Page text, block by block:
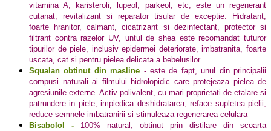
vitamina A, karisteroli, lupeol, parkeol, etc, este un regenerant
cutanat, revitalizant si reparator tisular de exceptie. Hidratant,
foarte hranitor, calmant, cicatrizant si dezinfectant, protector si
filtrant contra razelor UV, untul de shea este recomandat tuturor
tipurilor de piele, inclusiv epidermei deteriorate, imbatranita, foarte
uscata, cat si pentru pielea delicata a bebelusilor
Squalan obtinut din masline - este de fapt, unul din principalii
compusi naturali ai filmului hidrolopidic care protejeaza pielea de
agresiunile externe. Activ polivalent, cu mari proprietati de etalare si
patrundere in piele, impiedica deshidratarea, reface supletea pielii,
reduce semnele imbatranirii si stimuleaza regenerarea celulara
Bisabolol - 100% natural, obtinut prin distilare din scoarta